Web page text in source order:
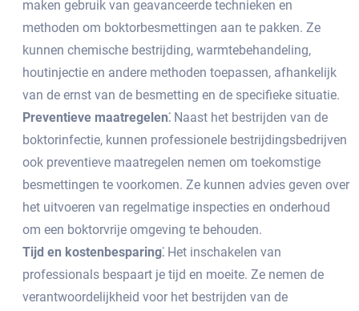
maken gebruik van geavanceerde technieken en
methoden om boktorbesmettingen aan te pakken.​ Ze
kunnen chemische bestrijding, warmtebehandeling,
houtinjectie en andere methoden toepassen, afhankelijk
van de ernst van de besmetting en de specifieke situatie.​
Preventieve maatregelen⁚ Naast het bestrijden van de
boktorinfectie, kunnen professionele bestrijdingsbedrijven
ook preventieve maatregelen nemen om toekomstige
besmettingen te voorkomen.​ Ze kunnen advies geven over
het uitvoeren van regelmatige inspecties en onderhoud
om een boktorvrije omgeving te behouden.​
Tijd en kostenbesparing⁚ Het inschakelen van
professionals bespaart je tijd en moeite.​ Ze nemen de
verantwoordelijkheid voor het bestrijden van de